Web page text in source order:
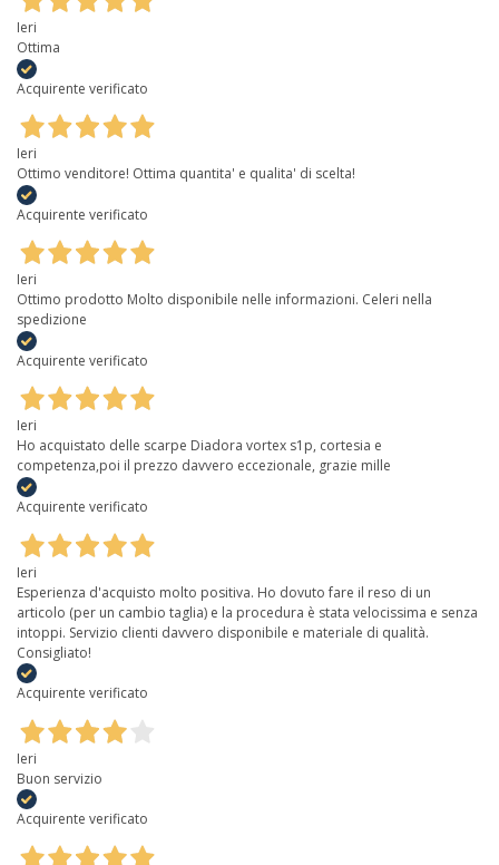
Ieri
Ottima
Acquirente verificato
Ieri
Ottimo venditore! Ottima quantita' e qualita' di scelta!
Acquirente verificato
Ieri
Ottimo prodotto Molto disponibile nelle informazioni. Celeri nella
spedizione
Acquirente verificato
Ieri
Ho acquistato delle scarpe Diadora vortex s1p, cortesia e
competenza,poi il prezzo davvero eccezionale, grazie mille
Acquirente verificato
Ieri
Esperienza d'acquisto molto positiva. Ho dovuto fare il reso di un
articolo (per un cambio taglia) e la procedura è stata velocissima e senza
intoppi. Servizio clienti davvero disponibile e materiale di qualità.
Consigliato!
Acquirente verificato
Ieri
Buon servizio
Acquirente verificato